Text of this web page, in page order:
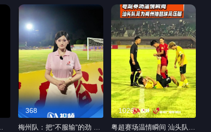
燥、熟吃养胃，吃一口鲜藕
安稳舒爽过初秋。#梅州 #
立秋 #健康梅州 #二十四节
气健康生活
动物保护 8月2日晚间，市
民文先生驾驶货车途经丰顺
砂田镇公路路段时，发现一
只中华穿山甲在行车路面活
动，临时安置后立即拨打报
警电话并移交砂田派出所处
置。
368
梅州队：把“不服输”的劲 带
1026
粤超赛场温情瞬间 汕头队员